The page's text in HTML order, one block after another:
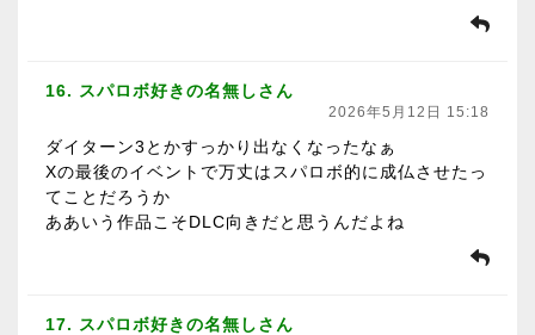
16. スパロボ好きの名無しさん
2026年5月12日 15:18
ダイターン3とかすっかり出なくなったなぁ
Xの最後のイベントで万丈はスパロボ的に成仏させたっ
てことだろうか
ああいう作品こそDLC向きだと思うんだよね
17. スパロボ好きの名無しさん